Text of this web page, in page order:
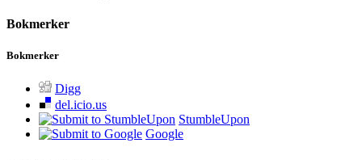
Bokmerker
Bokmerker
Digg
del.icio.us
StumbleUpon
Google